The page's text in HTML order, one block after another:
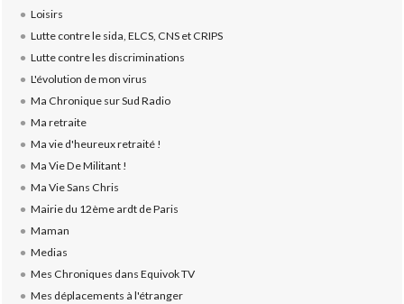
Loisirs
Lutte contre le sida, ELCS, CNS et CRIPS
Lutte contre les discriminations
L'évolution de mon virus
Ma Chronique sur Sud Radio
Ma retraite
Ma vie d'heureux retraité !
Ma Vie De Militant !
Ma Vie Sans Chris
Mairie du 12ème ardt de Paris
Maman
Medias
Mes Chroniques dans Equivok TV
Mes déplacements à l'étranger